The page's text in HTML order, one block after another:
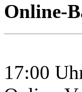
Online-
17:00